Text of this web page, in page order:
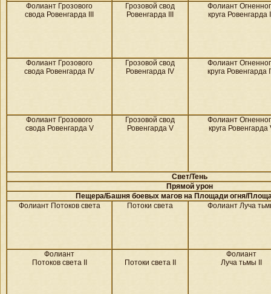
Фолиант Грозового
свода Ровенгарда III
Грозовой свод
Ровенгарда III
Фолиант
круга Ровенгарда
Фолиант Грозового
свода Ровенгарда IV
Грозовой свод
Ровенгарда IV
Фолиант
круга Ровенгарда
Фолиант Грозового
свода Ровенгарда V
Грозовой свод
Ровенгарда V
Фолиант
круга Ровенгарда
Свет/Тень
Прямой урон
Пещера/Башня боевых магов на Площади огня/
Фолиант Потоков света
Потоки света Фолиант Луча
Фолиант
Потоков света II
Потоки света II
Фолиант
Луча тьмы II